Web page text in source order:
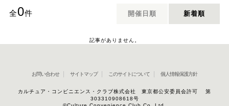
全0件 開催日順 新着順
記事がありません。
お問い合わせ サイトマップ このサイトについて 個人情報保護方針
カルチュア・コンビニエンス・クラブ株式会社 東京都公安委員会許可 第
303310908618号